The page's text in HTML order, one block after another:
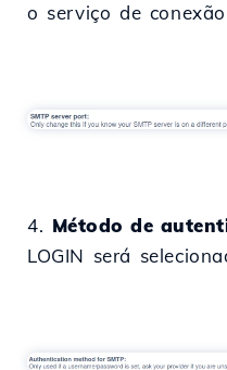
o serviço de
4. Método de
LOGIN será